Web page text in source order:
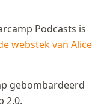
Podcasts is
webstek van Alice
gebombardeerd
2.0.